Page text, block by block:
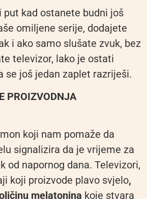
put kad ostanete budni još
omiljene serije, dodajete
i ako samo slušate zvuk, bez
televizor, lako je ostati
se još jedan zaplet razriješi.
PROIZVODNJA
koji nam pomaže da
signalizira da je vrijeme za
od napornog dana. Televizori,
koji proizvode plavo svjelo,
melatonina koje stvara